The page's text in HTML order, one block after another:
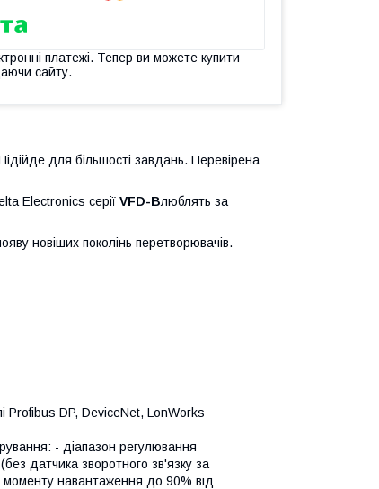
платежі. Тепер ви можете купити
сайту.
для більшості завдань. Перевірена
Electronics серії VFD-Bлюблять за
новіших поколінь перетворювачів.
Profibus DP, DeviceNet, LonWorks
- діапазон регулювання
датчика зворотного зв'язку за
навантаження до 90% від